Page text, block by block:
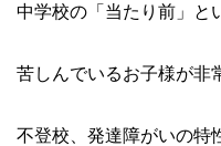
中学校の「当たり前」と
苦しんでいるお子様が非
不登校、発達障がいの特